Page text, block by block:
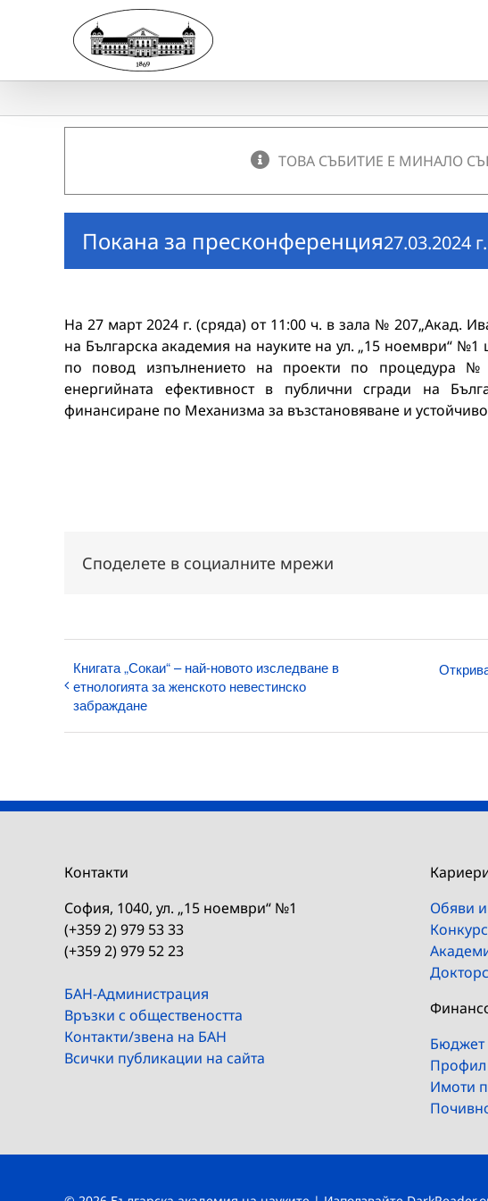
ТОВА СЪБИТИЕ Е МИНАЛО
Покана за пресконференция27.03.2024
На 27 март 2024 г. (сряда) от 11:00 ч. в зала № 207„Акад.
на Българска академия на науките на ул. „15 ноември“
по повод изпълнението на проекти по процедура №
енергийната ефективност в публични сгради на
финансиране по Механизма за възстановяване и
Споделете в социалните мрежи
Книгата „Сокаи“ – най-новото изследване в
етнологията за женското невестинско
забраждане
Контакти
София, 1040, ул. „15 ноември“ №1
(+359 2) 979 53 33
(+359 2) 979 52 23
БАН-Администрация
Връзки с обществеността
Контакти/звена на БАН
Всички публикации на сайта
Обяви
Бюджет
Профил
Имоти